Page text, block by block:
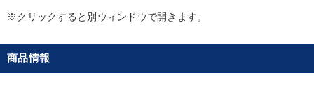
※クリックすると別ウィンドウで開きます。
商品情報